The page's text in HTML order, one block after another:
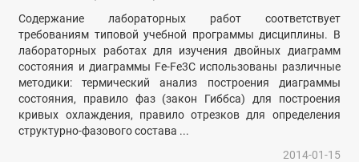
Содержание лабораторных работ соответствует
требованиям типовой учебной программы дисциплины. В
лабораторных работах для изучения двойных диаграмм
состояния и диаграммы Fe-Fe3C использованы различные
методики: термический анализ построения диаграммы
состояния, правило фаз (закон Гиббса) для построения
кривых охлаждения, правило отрезков для определения
структурно-фазового состава ...
2014-01-15